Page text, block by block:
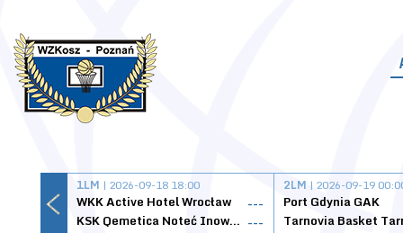
1LM | 2026-09-18 18:00
WKK Active Hotel Wrocław
---
KSK Qemetica Noteć Inowrocław ---
2LM | 2026-09-19
Port Gdynia GAK